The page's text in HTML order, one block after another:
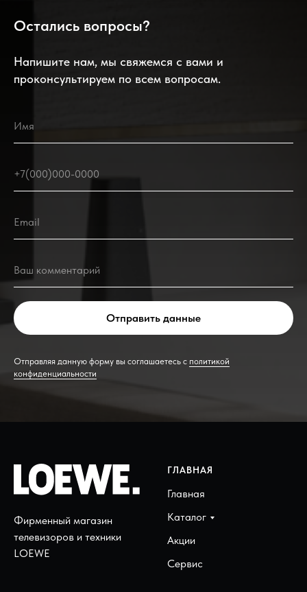
Остались вопросы?
Напишите нам, мы свяжемся с вами и
проконсультируем по всем вопросам.
Имя
+7(000)000-0000
Email
Ваш комментарий
Отправить данные
Отправляя данную форму вы соглашаетесь с политикой
конфиденциальности
Фирменный магазин
телевизоров и техники
LOEWE
ГЛАВНАЯ
Главная
Каталог
Акции
Сервис